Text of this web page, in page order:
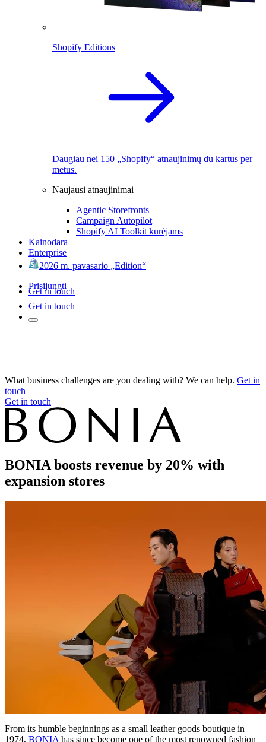
Shopify Editions
Daugiau nei 150 „Shopify“ atnaujinimų du kartus per
metus.
Naujausi atnaujinimai
Agentic Storefronts
Campaign Autopilot
Shopify AI Toolkit kūrėjams
Kainodara
Enterprise
2026 m. pavasario „Edition“
Prisijungti
Get in touch
Get in touch
What business challenges are you dealing with? We can help. Get in
touch
Get in touch
BONIA boosts revenue by 20% with
expansion stores
From its humble beginnings as a small leather goods boutique in
1974, BONIA has since become one of the most renowned fashion